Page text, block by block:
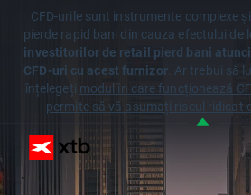
CFD-urile sunt instrumente complexe
pierde rapid bani din cauza efectului de
investitorilor de retail pierd bani
CFD-uri cu acest furnizor. Ar trebui să
înțelegeți modul în care funcționează
permite să vă asumați riscul ridicat